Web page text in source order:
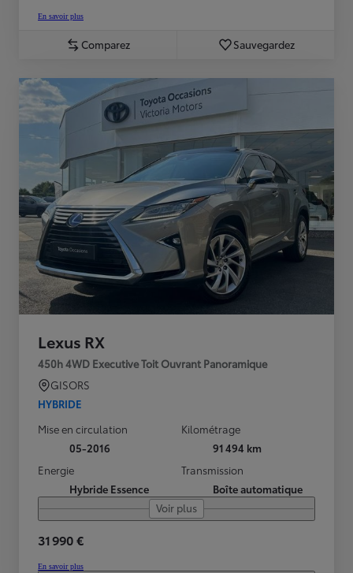
En savoir plus
Comparez Sauvegardez
Lexus RX
450h 4WD Executive Toit Ouvrant Panoramique
GISORS
HYBRIDE
Mise en circulation
05-2016
Kilométrage
91 494 km
Energie
Hybride Essence
Transmission
Boîte automatique
Voir plus
31 990 €
En savoir plus